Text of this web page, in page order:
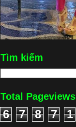
Tìm kiếm
Total Pageviews
6 7 8 7 1